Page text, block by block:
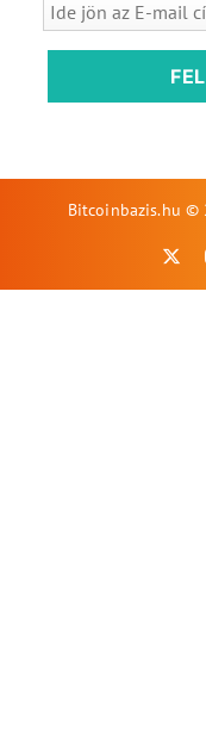
Bitcoinbazis.hu ©